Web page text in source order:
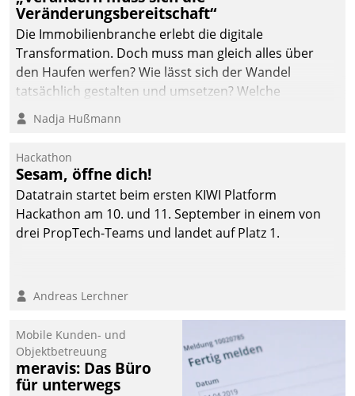
Heizungs- und
Wasserverbrauch gehen
automatisiert, vollständig
und auf Wunsch über
mehrere zuvor
Kommunikationswege bei
Veränderungsbereitschaft“
Die Immobilienbranche erlebt die digitale
Transformation. Doch muss man gleich alles über
den Haufen werfen? Wie lässt sich der Wandel
tatsächlich gestalten und umsetzen? Welche
Argumente zählen wirklich?
Nadja Hußmann
Hackathon
Sesam, öffne dich!
Datatrain startet beim ersten KIWI Platform
Hackathon am 10. und 11. September in einem von
drei PropTech-Teams und landet auf Platz 1.
Andreas Lerchner
Mobile Kunden- und
Objektbetreuung
meravis: Das Büro
für unterwegs